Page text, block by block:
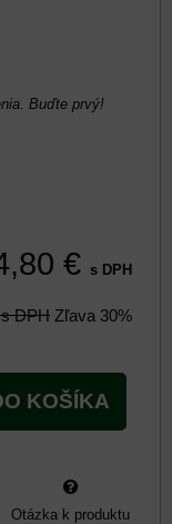
Buďte prvý!
€ s DPH
s DPH Zľava 30%
KOŠÍKA
Otázka k produktu